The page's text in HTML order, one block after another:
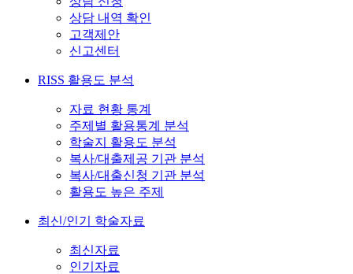
상담 내역 확인
고객제안
신고센터
RISS 활용도 분석
자료 현황 통계
주제별 활용통계 분석
학술지 활용도 분석
복사/대출제공 기관 분석
복사/대출신청 기관 분석
활용도 높은 주제
최신/인기 학술자료
최신자료
인기자료